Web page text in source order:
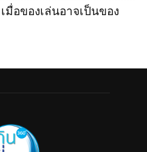
มื่อของเล่นอาจเป็นของ